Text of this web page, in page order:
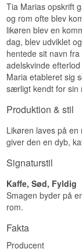
Tia Marias opskrift
og rom ofte blev
likøren blev en
dag, blev udviklet
hentede sit navn
adelskvinde
Maria etableret sig
særligt kendt for sin
Produktion & stil
Likøren laves på
giver den en dyb,
Signaturstil
Kaffe, Sød, Fyldig
Smagen byder på
rom.
Fakta
Producent